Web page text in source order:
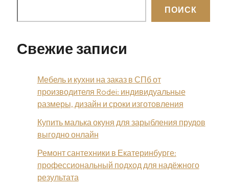
день
ПОИСК
Свежие записи
Мебель и кухни на заказ в СПб от
производителя Rodei: индивидуальные
размеры, дизайн и сроки изготовления
Купить малька окуня для зарыбления прудов
выгодно онлайн
Ремонт сантехники в Екатеринбурге:
профессиональный подход для надёжного
результата